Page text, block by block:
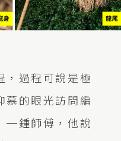
，過程可說是極
慕的眼光訪問編
─鍾師傅，他說